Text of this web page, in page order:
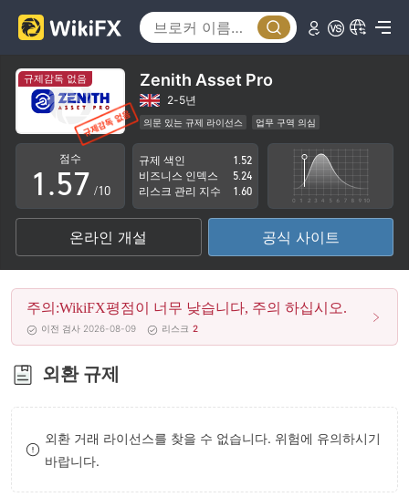
규제감독 없음 Zenith Asset Pro
2-5년
의문 있는 규제 라이선스
업무 구역 의심
잠재적 위험성이 높음
점수
0
1
2
3
4
5
6
7
8
9
.
1
2
3
4
5
6
7
8
9
3
4
5
6
7
8
9
/10
규제 색인
1.52
비즈니스 인덱스
5.24
리스크 관리 지수
1.60
온라인 개설 공식 사이트
주의:WikiFX평점이 너무 낮습니다, 주의 하십시오.
이전 검사 2026-08-09 리스크 2
외환 규제
외환 거래 라이선스를 찾을 수 없습니다. 위험에 유의하시기
바랍니다.